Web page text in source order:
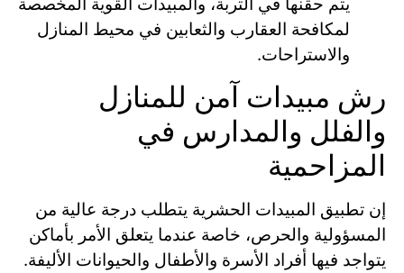
لمكافحة العقارب والثعابين في محيط المنازل
والاستراحات.
رش مبيدات آمن للمنازل
والفلل والمدارس في
المزاحمية
إن تطبيق المبيدات الحشرية يتطلب درجة عالية من
المسؤولية والحرص، خاصة عندما يتعلق الأمر بأماكن
يتواجد فيها أفراد الأسرة والأطفال والحيوانات الأليفة.